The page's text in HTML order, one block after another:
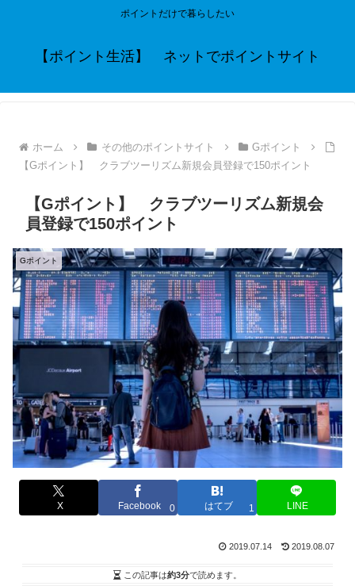
ポイントだけで暮らしたい
【ポイント生活】 ネットでポイントサイト
ホーム その他のポイントサイト
Gポイント
【Gポイント】 クラブツーリズム新規会員登録で150ポイント
【Gポイント】 クラブツーリズム新規会
員登録で150ポイント
Gポイント
X Facebook 0 はてブ 1 LINE
2019.07.14 2019.08.07
この記事は約3分で読めます。